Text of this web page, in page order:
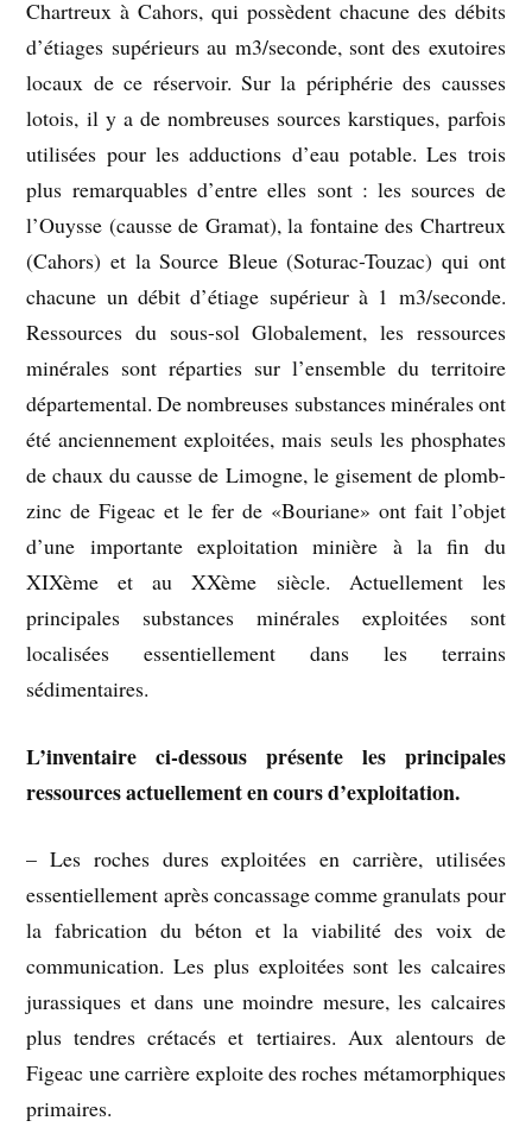
Chartreux à Cahors, qui possèdent chacune des débits
d’étiages supérieurs au m3/seconde, sont des exutoires
locaux de ce réservoir. Sur la périphérie des causses
lotois, il y a de nombreuses sources karstiques, parfois
utilisées pour les adductions d’eau potable. Les trois
plus remarquables d’entre elles sont : les sources de
l’Ouysse (causse de Gramat), la fontaine des Chartreux
(Cahors) et la Source Bleue (Soturac-Touzac) qui ont
chacune un débit d’étiage supérieur à 1 m3/seconde.
Ressources du sous-sol Globalement, les ressources
minérales sont réparties sur l’ensemble du territoire
départemental. De nombreuses substances minérales ont
été anciennement exploitées, mais seuls les phosphates
de chaux du causse de Limogne, le gisement de plomb-
zinc de Figeac et le fer de «Bouriane» ont fait l’objet
d’une importante exploitation minière à la fin du
XIXème et au XXème siècle. Actuellement les
principales substances minérales exploitées sont
localisées essentiellement dans les terrains
sédimentaires.
L’inventaire ci-dessous présente les principales
ressources actuellement en cours d’exploitation.
– Les roches dures exploitées en carrière, utilisées
essentiellement après concassage comme granulats pour
la fabrication du béton et la viabilité des voix de
communication. Les plus exploitées sont les calcaires
jurassiques et dans une moindre mesure, les calcaires
plus tendres crétacés et tertiaires. Aux alentours de
Figeac une carrière exploite des roches métamorphiques
primaires.